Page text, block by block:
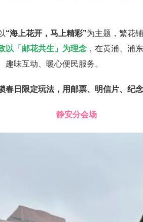
“海上花开，马上精彩”为主题，繁花
以「邮花共生」为理念 ，在黄浦、浦
味互动、暖心便民服务。
春日限定玩法，用邮票、明信片、纪
静安分会场